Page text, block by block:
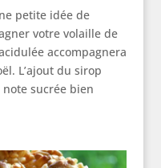
petite idée de
votre volaille de
accompagnera
L’ajout du sirop
sucrée bien